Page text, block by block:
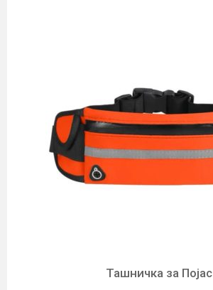
Ташничка за Појас